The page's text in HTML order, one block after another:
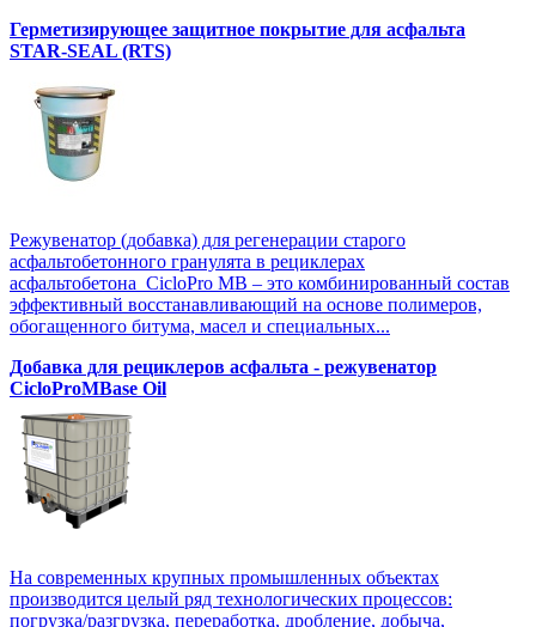
Герметизирующее защитное покрытие для асфальта
STAR-SEAL (RTS)
Режувенатор (добавка) для регенерации старого
асфальтобетонного гранулята в рециклерах
асфальтобетона CicloPro MB – это комбинированный состав
эффективный восстанавливающий на основе полимеров,
обогащенного битума, масел и специальных...
Добавка для рециклеров асфальта - режувенатор
CicloProMBase Oil
На современных крупных промышленных объектах
производится целый ряд технологических процессов:
погрузка/разгрузка, переработка, дробление, добыча,